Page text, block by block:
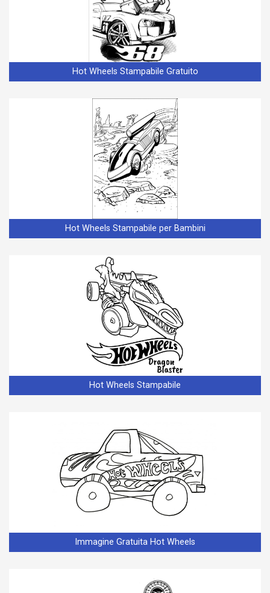
Hot Wheels Stampabile Gratuito
Hot Wheels Stampabile per Bambini
Hot Wheels Stampabile
Immagine Gratuita Hot Wheels